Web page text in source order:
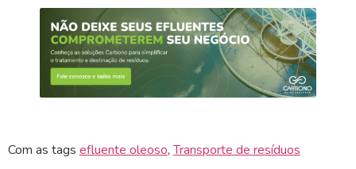
Com as tags efluente oleoso,Transporte de resíduos